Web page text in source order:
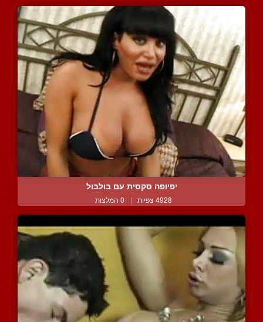
יפיופה סקסית עם בולבול
4928 צפיות | 0 המלצות